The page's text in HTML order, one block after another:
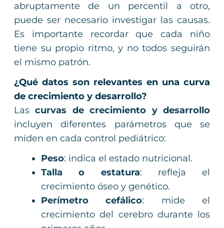
abruptamente de un percentil a otro,
puede ser necesario investigar las causas.
Es importante recordar que cada niño
tiene su propio ritmo, y no todos seguirán
el mismo patrón.
¿Qué datos son relevantes en una curva
de crecimiento y desarrollo?
Lascurvas de crecimiento y desarrollo
incluyen diferentes parámetros que se
miden en cada control pediátrico:
Peso: indica el estado nutricional.
Talla o estatura: refleja el
crecimiento óseo y genético.
Perímetro cefálico: mide el
crecimiento del cerebro durante los